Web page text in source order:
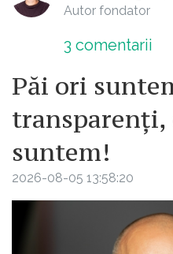
Autor fondator
3 comentarii
Păi ori
transparenți,
suntem!
2026-08-05 13:58:20